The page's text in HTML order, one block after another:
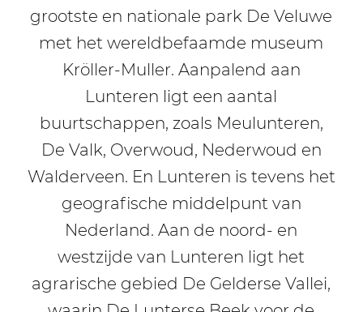
grootste en nationale park De Veluwe
met het wereldbefaamde museum
Kröller-Muller. Aanpalend aan
Lunteren ligt een aantal
buurtschappen, zoals Meulunteren,
De Valk, Overwoud, Nederwoud en
Walderveen. En Lunteren is tevens het
geografische middelpunt van
Nederland. Aan de noord- en
westzijde van Lunteren ligt het
agrarische gebied De Gelderse Vallei,